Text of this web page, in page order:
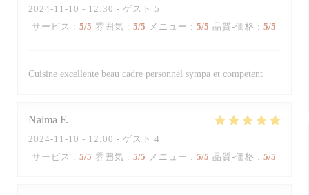
2024-11-10 - 12:30 - ゲスト 5
サービス : 5/5 雰囲気 : 5/5 メニュー : 5/5 品質-価格 : 5/5
Cuisine excellente beau cadre personnel sympa et competent
Naima F
2024-11-10 - 12:00 - ゲスト 4
サービス : 5/5 雰囲気 : 5/5 メニュー : 5/5 品質-価格 : 5/5